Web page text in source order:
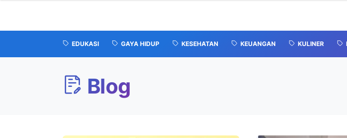
EDUKASI GAYA HIDUP KESEHATAN KEUANGAN KULINER
Blog